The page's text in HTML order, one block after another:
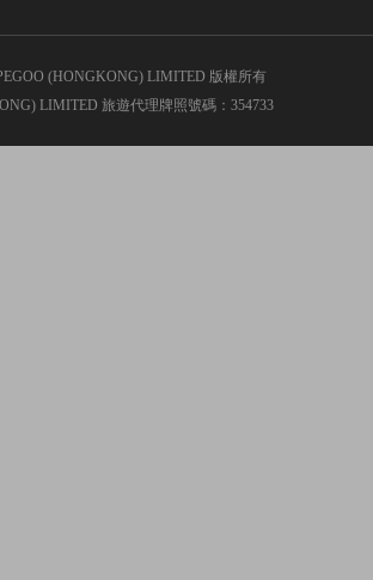
(HONGKONG) LIMITED 版權所有
LIMITED 旅遊代理牌照號碼：354733